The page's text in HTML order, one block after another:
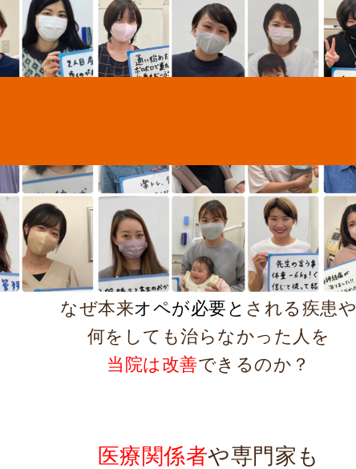
なぜ本来オペが必要と される疾患や
何をしても治らなかった人を
当院は改善できるのか？
医療関係者や専門家も